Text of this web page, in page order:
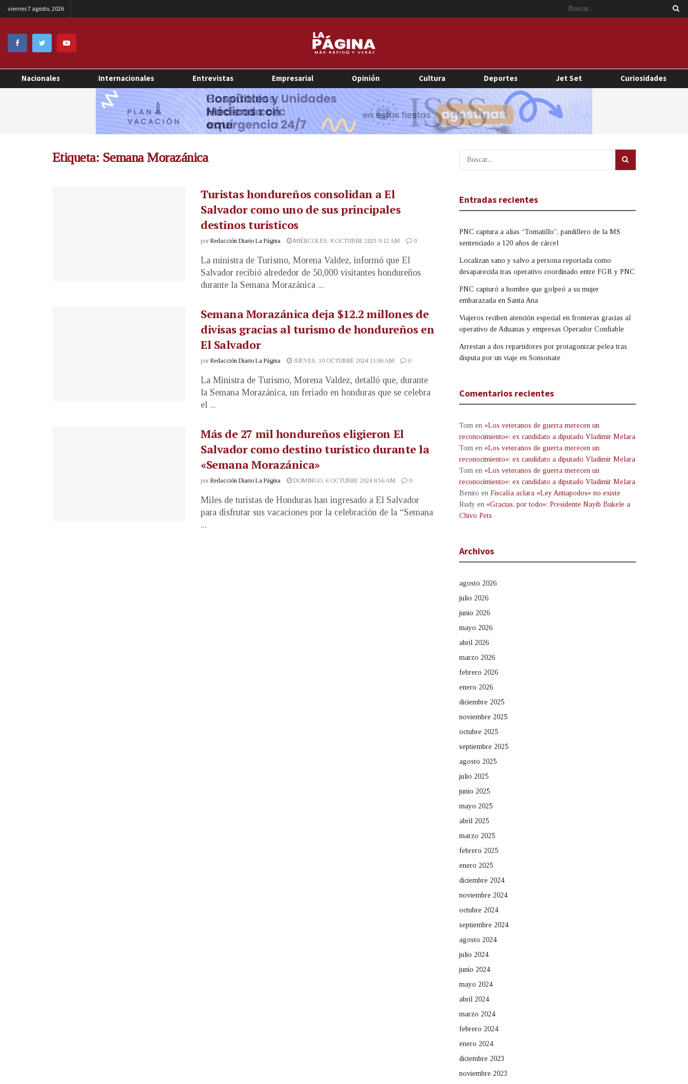
viernes 7 agosto, 2026
Nacionales Internacionales Entrevistas Empresarial Opinión Cultura Deportes Jet Set Curiosidades
Etiqueta: Semana Morazánica
Turistas hondureños consolidan a El
Salvador como uno de sus principales
destinos turísticos
por Redacción Diario La Página MIÉRCOLES, 8 OCTUBRE 2025 9:12 AM 0
La ministra de Turismo, Morena Valdez, informó que El
Salvador recibió alrededor de 50,000 visitantes hondureños
durante la Semana Morazánica ...
Semana Morazánica deja $12.2 millones de
divisas gracias al turismo de hondureños en
El Salvador
por Redacción Diario La Página JUEVES, 10 OCTUBRE 2024 11:06 AM 0
La Ministra de Turismo, Morena Valdez, detalló que, durante
la Semana Morazánica, un feriado en honduras que se celebra
el ...
Más de 27 mil hondureños eligieron El
Salvador como destino turístico durante la
«Semana Morazánica»
por Redacción Diario La Página DOMINGO, 6 OCTUBRE 2024 8:56 AM 0
Miles de turistas de Honduras han ingresado a El Salvador
para disfrutar sus vacaciones por la celebración de la “Semana
...
Entradas recientes
PNC captura a alias “Tomatillo”, pandillero de la MS
sentenciado a 120 años de cárcel
Localizan sano y salvo a persona reportada como
desaparecida tras operativo coordinado entre FGR y PNC
PNC capturó a hombre que golpeó a su mujer
embarazada en Santa Ana
Viajeros reciben atención especial en fronteras gracias al
operativo de Aduanas y empresas Operador Confiable
Arrestan a dos repartidores por protagonizar pelea tras
disputa por un viaje en Sonsonate
Comentarios recientes
Tom en «Los veteranos de guerra merecen un
reconocimiento»: ex candidato a diputado Vladimir Melara
Tom en «Los veteranos de guerra merecen un
reconocimiento»: ex candidato a diputado Vladimir Melara
Tom en «Los veteranos de guerra merecen un
reconocimiento»: ex candidato a diputado Vladimir Melara
Benito en Fiscalía aclara «Ley Antiapodos» no existe
Rudy en «Gracias, por todo»: Presidente Nayib Bukele a
Chivo Pets
Archivos
agosto 2026
julio 2026
junio 2026
mayo 2026
abril 2026
marzo 2026
febrero 2026
enero 2026
diciembre 2025
noviembre 2025
octubre 2025
septiembre 2025
agosto 2025
julio 2025
junio 2025
mayo 2025
abril 2025
marzo 2025
febrero 2025
enero 2025
diciembre 2024
noviembre 2024
octubre 2024
septiembre 2024
agosto 2024
julio 2024
junio 2024
mayo 2024
abril 2024
marzo 2024
febrero 2024
enero 2024
diciembre 2023
noviembre 2023